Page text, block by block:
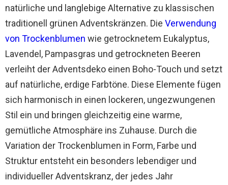
natürliche und langlebige Alternative zu klassischen
traditionell grünen Adventskränzen. Die Verwendung
von Trockenblumen wie getrocknetem Eukalyptus,
Lavendel, Pampasgras und getrockneten Beeren
verleiht der Adventsdeko einen Boho-Touch und setzt
auf natürliche, erdige Farbtöne. Diese Elemente fügen
sich harmonisch in einen lockeren, ungezwungenen
Stil ein und bringen gleichzeitig eine warme,
gemütliche Atmosphäre ins Zuhause. Durch die
Variation der Trockenblumen in Form, Farbe und
Struktur entsteht ein besonders lebendiger und
individueller Adventskranz, der jedes Jahr